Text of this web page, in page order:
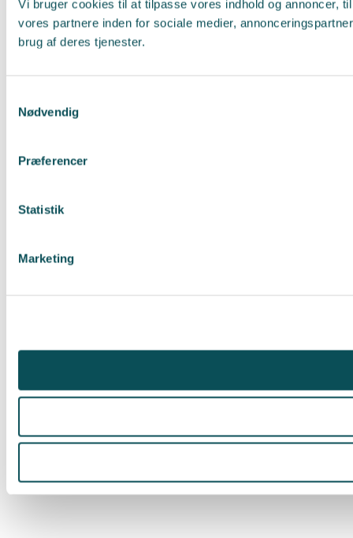
Vi bruger cookies til at tilpasse vores indhold og annoncer,
vores partnere inden for sociale medier,
brug af deres tjenester.
Nødvendig
Præferencer
Statistik
Marketing